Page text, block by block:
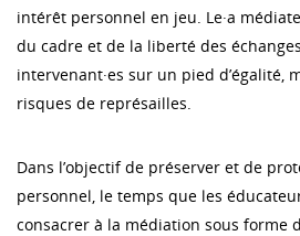
intérêt personnel en jeu. Le·a
du cadre et de la liberté des
intervenant·es sur un pied d’égalité,
risques de représailles.
Dans l’objectif de préserver et de
personnel, le temps que les
consacrer à la médiation sous forme